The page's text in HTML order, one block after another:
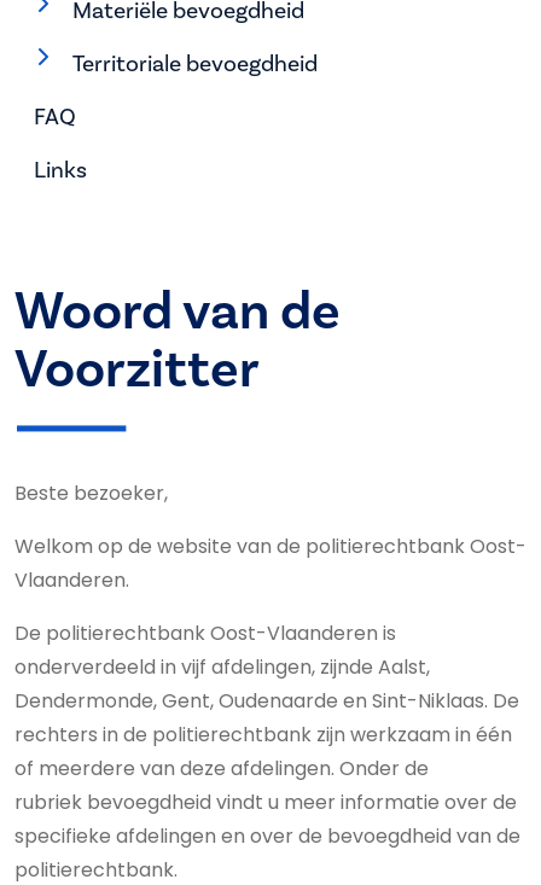
Materiële bevoegdheid
Territoriale bevoegdheid
FAQ
Links
Woord van de
Voorzitter
Beste bezoeker,
Welkom op de website van de politierechtbank Oost-
Vlaanderen.
De politierechtbank Oost-Vlaanderen is
onderverdeeld in vijf afdelingen, zijnde Aalst,
Dendermonde, Gent, Oudenaarde en Sint-Niklaas. De
rechters in de politierechtbank zijn werkzaam in één
of meerdere van deze afdelingen. Onder de
rubriek bevoegdheid vindt u meer informatie over de
specifieke afdelingen en over de bevoegdheid van de
politierechtbank.